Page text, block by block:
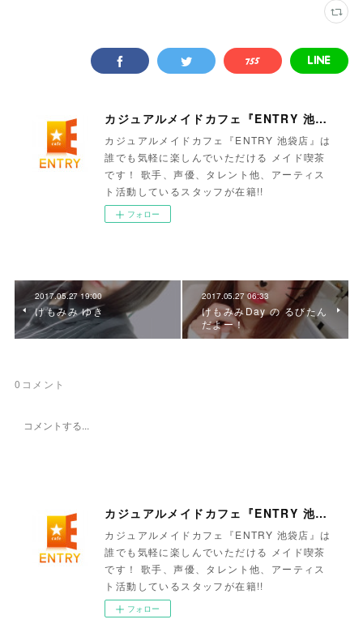
カジュアルメイドカフェ『ENTRY 池袋店』
カジュアルメイドカフェ『ENTRY 池袋店』は
誰でも気軽に楽しんでいただける メイド喫茶
です！ 歌手、声優、タレント他、アーティス
ト活動しているスタッフが在籍!!
フォロー
2017.05.27 19:00
けもみみ ゆき
2017.05.27 06:33
けもみみDay の るびたん
だよー！
0 コメント
カジュアルメイドカフェ『ENTRY 池袋店』
カジュアルメイドカフェ『ENTRY 池袋店』は
誰でも気軽に楽しんでいただける メイド喫茶
です！ 歌手、声優、タレント他、アーティス
ト活動しているスタッフが在籍!!
フォロー